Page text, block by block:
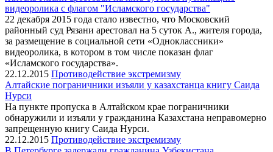
видеоролика с флагом "Исламского государства"
22 декабря 2015 года стало известно, что Московский
районный суд Рязани арестовал на 5 суток А., жителя города,
за размещение в социальной сети «Одноклассники»
видеоролика, в котором в том числе показан флаг
«Исламского государства».
22.12.2015 Противодействие экстремизму
Алтайские пограничники изъяли у казахстанца книгу Саида
Нурси
На пункте пропуска в Алтайском крае пограничники
обнаружили и изъяли у гражданина Казахстана неправомерно
запрещенную книгу Саида Нурси.
22.12.2015 Противодействие экстремизму